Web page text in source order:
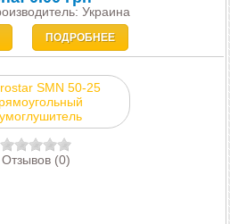
Украина
ПОДРОБНЕЕ
Отзывов (0)